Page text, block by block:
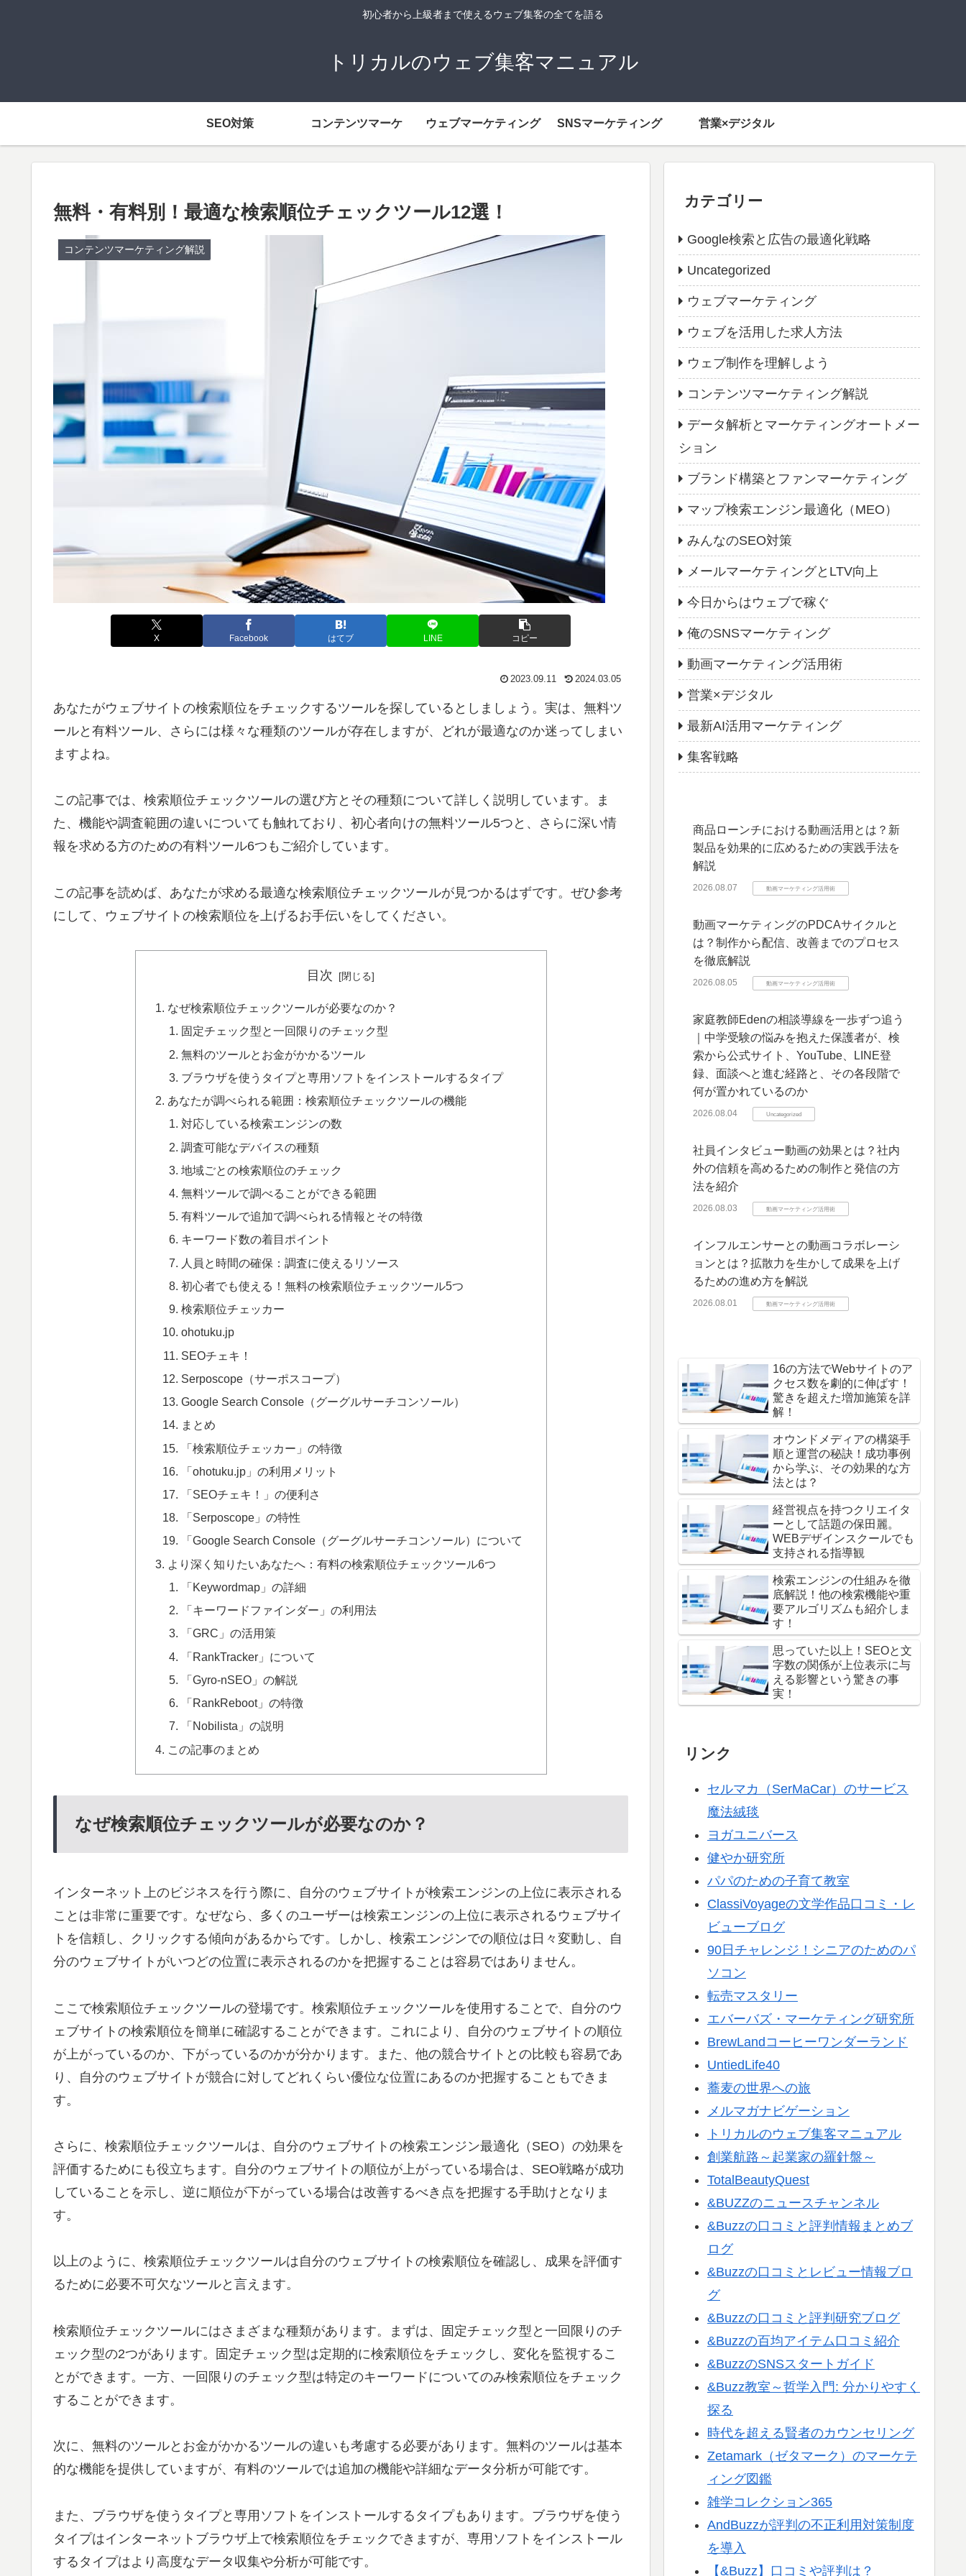
初心者から上級者まで使えるウェブ集客の全てを語る
トリカルのウェブ集客マニュアル
SEO対策 コンテンツマーケ ウェブマーケティング SNSマーケティング 営業×デジタル
無料・有料別！最適な検索順位チェックツール12選！
コンテンツマーケティング解説
X Facebook はてブ LINE コピー
2023.09.11 2024.03.05
あなたがウェブサイトの検索順位をチェックするツールを探しているとしましょう。実は、無料ツ
ールと有料ツール、さらには様々な種類のツールが存在しますが、どれが最適なのか迷ってしまい
ますよね。
この記事では、検索順位チェックツールの選び方とその種類について詳しく説明しています。ま
た、機能や調査範囲の違いについても触れており、初心者向けの無料ツール5つと、さらに深い情
報を求める方のための有料ツール6つもご紹介しています。
この記事を読めば、あなたが求める最適な検索順位チェックツールが見つかるはずです。ぜひ参考
にして、ウェブサイトの検索順位を上げるお手伝いをしてください。
目次
なぜ検索順位チェックツールが必要なのか？
固定チェック型と一回限りのチェック型
無料のツールとお金がかかるツール
ブラウザを使うタイプと専用ソフトをインストールするタイプ
あなたが調べられる範囲：検索順位チェックツールの機能
対応している検索エンジンの数
調査可能なデバイスの種類
地域ごとの検索順位のチェック
無料ツールで調べることができる範囲
有料ツールで追加で調べられる情報とその特徴
キーワード数の着目ポイント
人員と時間の確保：調査に使えるリソース
初心者でも使える！無料の検索順位チェックツール5つ
検索順位チェッカー
ohotuku.jp
SEOチェキ！
Serposcope（サーポスコープ）
Google Search Console（グーグルサーチコンソール）
まとめ
「検索順位チェッカー」の特徴
「ohotuku.jp」の利用メリット
「SEOチェキ！」の便利さ
「Serposcope」の特性
「Google Search Console（グーグルサーチコンソール）について
より深く知りたいあなたへ：有料の検索順位チェックツール6つ
「Keywordmap」の詳細
「キーワードファインダー」の利用法
「GRC」の活用策
「RankTracker」について
「Gyro-nSEO」の解説
「RankReboot」の特徴
「Nobilista」の説明
この記事のまとめ
なぜ検索順位チェックツールが必要なのか？
インターネット上のビジネスを行う際に、自分のウェブサイトが検索エンジンの上位に表示される
ことは非常に重要です。なぜなら、多くのユーザーは検索エンジンの上位に表示されるウェブサイ
トを信頼し、クリックする傾向があるからです。しかし、検索エンジンでの順位は日々変動し、自
分のウェブサイトがいつどの位置に表示されるのかを把握することは容易ではありません。
ここで検索順位チェックツールの登場です。検索順位チェックツールを使用することで、自分のウ
ェブサイトの検索順位を簡単に確認することができます。これにより、自分のウェブサイトの順位
が上がっているのか、下がっているのかが分かります。また、他の競合サイトとの比較も容易であ
り、自分のウェブサイトが競合に対してどれくらい優位な位置にあるのか把握することもできま
す。
さらに、検索順位チェックツールは、自分のウェブサイトの検索エンジン最適化（SEO）の効果を
評価するためにも役立ちます。自分のウェブサイトの順位が上がっている場合は、SEO戦略が成功
していることを示し、逆に順位が下がっている場合は改善するべき点を把握する手助けとなりま
す。
以上のように、検索順位チェックツールは自分のウェブサイトの検索順位を確認し、成果を評価す
るために必要不可欠なツールと言えます。
検索順位チェックツールにはさまざまな種類があります。まずは、固定チェック型と一回限りのチ
ェック型の2つがあります。固定チェック型は定期的に検索順位をチェックし、変化を監視するこ
とができます。一方、一回限りのチェック型は特定のキーワードについてのみ検索順位をチェック
することができます。
次に、無料のツールとお金がかかるツールの違いも考慮する必要があります。無料のツールは基本
的な機能を提供していますが、有料のツールでは追加の機能や詳細なデータ分析が可能です。
また、ブラウザを使うタイプと専用ソフトをインストールするタイプもあります。ブラウザを使う
タイプはインターネットブラウザ上で検索順位をチェックできますが、専用ソフトをインストール
するタイプはより高度なデータ収集や分析が可能です。
カテゴリー
Google検索と広告の最適化戦略
Uncategorized
ウェブマーケティング
ウェブを活用した求人方法
ウェブ制作を理解しよう
コンテンツマーケティング解説
データ解析とマーケティングオートメー
ション
ブランド構築とファンマーケティング
マップ検索エンジン最適化（MEO）
みんなのSEO対策
メールマーケティングとLTV向上
今日からはウェブで稼ぐ
俺のSNSマーケティング
動画マーケティング活用術
営業×デジタル
最新AI活用マーケティング
集客戦略
商品ローンチにおける動画活用とは？新
製品を効果的に広めるための実践手法を
解説
2026.08.07 動画マーケティング活用術
動画マーケティングのPDCAサイクルと
は？制作から配信、改善までのプロセス
を徹底解説
2026.08.05 動画マーケティング活用術
家庭教師Edenの相談導線を一歩ずつ追う
｜中学受験の悩みを抱えた保護者が、検
索から公式サイト、YouTube、LINE登
録、面談へと進む経路と、その各段階で
何が置かれているのか
2026.08.04 Uncategorized
社員インタビュー動画の効果とは？社内
外の信頼を高めるための制作と発信の方
法を紹介
2026.08.03 動画マーケティング活用術
インフルエンサーとの動画コラボレーシ
ョンとは？拡散力を生かして成果を上げ
るための進め方を解説
2026.08.01 動画マーケティング活用術
16の方法でWebサイトのア
クセス数を劇的に伸ばす！
驚きを超えた増加施策を詳
解！
オウンドメディアの構築手
順と運営の秘訣！成功事例
から学ぶ、その効果的な方
法とは？
経営視点を持つクリエイタ
ーとして話題の保田麗。
WEBデザインスクールでも
支持される指導観
検索エンジンの仕組みを徹
底解説！他の検索機能や重
要アルゴリズムも紹介しま
す！
思っていた以上！SEOと文
字数の関係が上位表示に与
える影響という驚きの事
実！
リンク
セルマカ（SerMaCar）のサービス
魔法絨毯
ヨガユニバース
健やか研究所
パパのための子育て教室
ClassiVoyageの文学作品口コミ・レ
ビューブログ
90日チャレンジ！シニアのためのパ
ソコン
転売マスタリー
エバーバズ・マーケティング研究所
BrewLandコーヒーワンダーランド
UntiedLife40
蕎麦の世界への旅
メルマガナビゲーション
トリカルのウェブ集客マニュアル
創業航路～起業家の羅針盤～
TotalBeautyQuest
&BUZZのニュースチャンネル
&Buzzの口コミと評判情報まとめブ
ログ
&Buzzの口コミとレビュー情報ブロ
グ
&Buzzの口コミと評判研究ブログ
&Buzzの百均アイテム口コミ紹介
&BuzzのSNSスタートガイド
&Buzz教室～哲学入門: 分かりやすく
探る
時代を超える賢者のカウンセリング
Zetamark（ゼタマーク）のマーケテ
ィング図鑑
雑学コレクション365
AndBuzzが評判の不正利用対策制度
を導入
【&Buzz】口コミや評判は？